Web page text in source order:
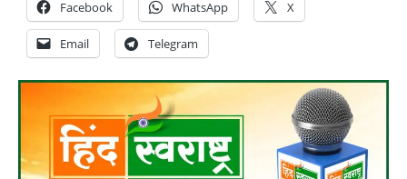
Facebook WhatsApp X
Email Telegram